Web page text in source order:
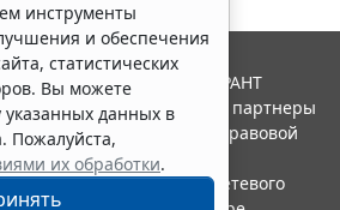
инструменты
и обеспечения
статистических
Вы можете
указанных данных в
Пожалуйста,
их обработки.
2026. Система ГАРАНТ
Компания "Гарант" и ее партнеры
Российской ассоциации правовой
в качестве сетевого